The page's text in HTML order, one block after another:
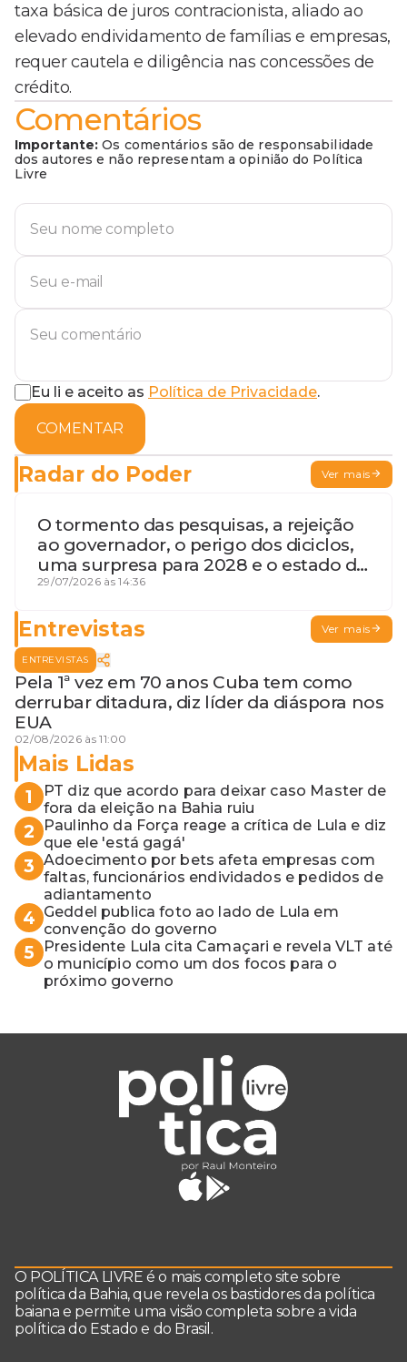
taxa básica de juros contracionista, aliado ao
elevado endividamento de famílias e empresas,
requer cautela e diligência nas concessões de
crédito.
Comentários
Importante: Os comentários são de responsabilidade
dos autores e não representam a opinião do Política
Livre
Eu li e aceito as Política de Privacidade.
COMENTAR
Radar do Poder Ver mais
O tormento das pesquisas, a rejeição
ao governador, o perigo dos diciclos,
uma surpresa para 2028 e o estado de
terceira guerra mundial
29/07/2026 às 14:36
Entrevistas Ver mais
ENTREVISTAS
Pela 1ª vez em 70 anos Cuba tem como
derrubar ditadura, diz líder da diáspora nos
EUA
02/08/2026 às 11:00
Mais Lidas
1
PT diz que acordo para deixar caso Master de
fora da eleição na Bahia ruiu
2
Paulinho da Força reage a crítica de Lula e diz
que ele 'está gagá'
3 Adoecimento por bets afeta empresas com
faltas, funcionários endividados e pedidos de
adiantamento
4 Geddel publica foto ao lado de Lula em
convenção do governo
5
Presidente Lula cita Camaçari e revela VLT até
o município como um dos focos para o
próximo governo
O POLÍTICA LIVRE é o mais completo site sobre
política da Bahia, que revela os bastidores da política
baiana e permite uma visão completa sobre a vida
política do Estado e do Brasil.